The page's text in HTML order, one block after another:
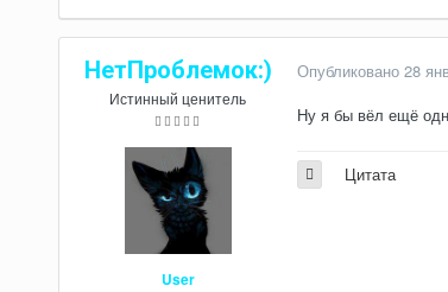
НетПроблемок:)
Истинный ценитель
User
Опубликовано 28
Ну я бы вёл ещё
Цитата